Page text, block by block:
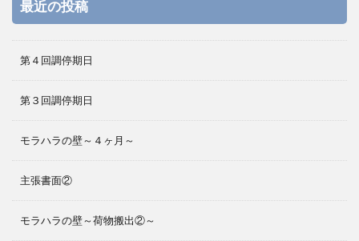
最近の投稿
第４回調停期日
第３回調停期日
モラハラの壁～４ヶ月～
主張書面②
モラハラの壁～荷物搬出②～